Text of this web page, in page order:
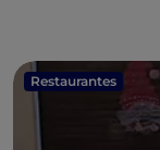
Restaurantes